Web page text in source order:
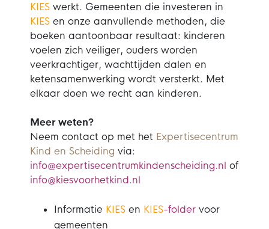
KIES werkt. Gemeenten die investeren in
KIES en onze aanvullende methoden, die
boeken aantoonbaar resultaat: kinderen
voelen zich veiliger, ouders worden
veerkrachtiger, wachttijden dalen en
ketensamenwerking wordt versterkt. Met
elkaar doen we recht aan kinderen.
Meer weten?
Neem contact op met het Expertisecentrum
Kind en Scheiding via:
info@expertisecentrumkindenscheiding.nl of
info@kiesvoorhetkind.nl
Informatie KIES en KIES-folder voor
gemeenten